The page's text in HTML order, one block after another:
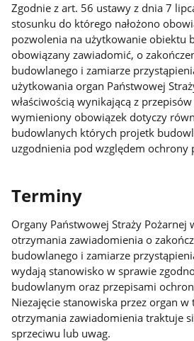
Zgodnie z art. 56 ustawy z dnia 7
stosunku do którego nałożono
pozwolenia na użytkowanie obiektu
obowiązany zawiadomić, o
budowlanego i zamiarze
użytkowania organ Państwowej
właściwością wynikającą z
wymieniony obowiązek dotyczy
budowlanych których projetk
uzgodnienia pod względem ochrony
Terminy
Organy Państwowej Straży
otrzymania zawiadomienia o
budowlanego i zamiarze
wydają stanowisko w sprawie
budowlanym oraz przepisami
Niezajęcie stanowiska przez organ
otrzymania zawiadomienia traktuje
sprzeciwu lub uwag.